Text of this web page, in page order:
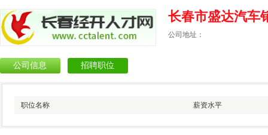
长春市盛达汽车
公司地址：
公司信息 招聘职位
职位名称 薪资水平